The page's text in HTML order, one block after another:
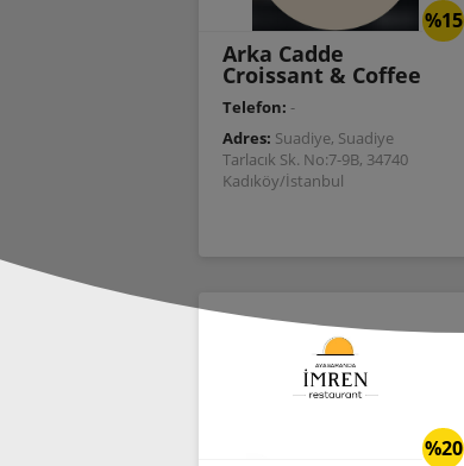
%15
Arka Cadde
Croissant & Coffee
Telefon: -
Adres: Suadiye, Suadiye
Tarlacık Sk. No:7-9B, 34740
Kadıköy/İstanbul
%20